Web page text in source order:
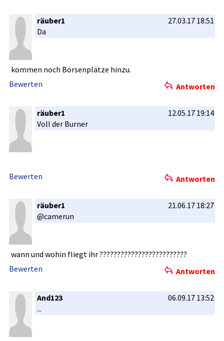
räuber1
27.03.17 18:51
Da
kommen noch Börsenplät­ze hinzu.
Bewerten
Antworten
räuber1
12.05.17 19:14
Voll der Burner
Bewerten Antworten
räuber1
21.06.17 18:27
@camerun
wann und wohin fliegt ihr ??????????­??????????­?????
Bewerten
Antworten
And123
06.09.17 13:52
...